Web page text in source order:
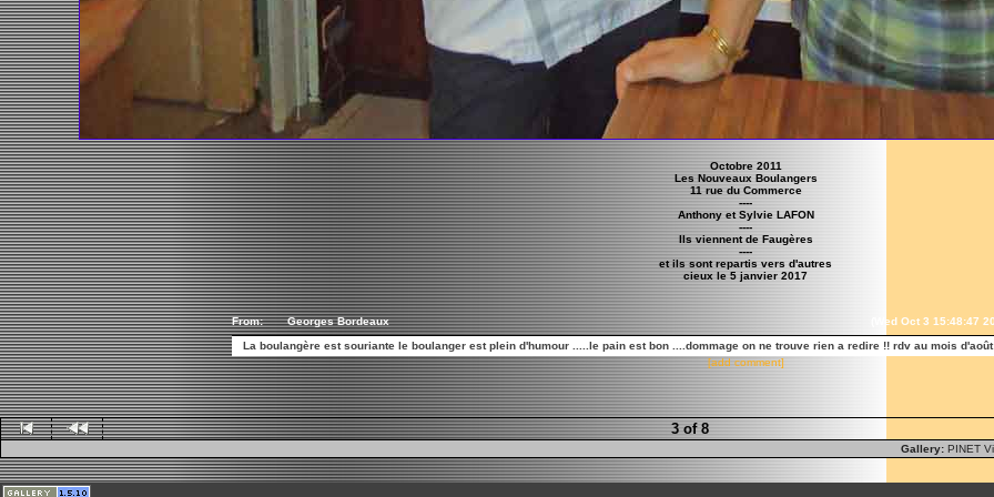
Octobre 2011
Les Nouveaux Boulangers
11 rue du Commerce
----
Anthony et Sylvie LAFON
----
Ils viennent de Faugères
----
et ils sont repartis vers d'autres
cieux le 5 janvier 2017
From: Georges Bordeaux
(Wed Oct 3 15:48:47
La boulangère est souriante le boulanger est plein d'humour .....le pain est bon ....dommage on ne trouve rien a redire !! rdv au mois d'août
[add comment]
3 of 8
Gallery: PINET